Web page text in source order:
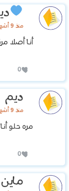
منذ 9 أشهر الساعة 18:40
‏أنا أصلا
0
ديم
منذ 9 أشهر الساعة 18:38
‏مره حلو
0